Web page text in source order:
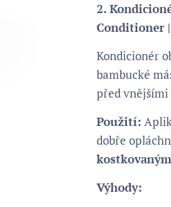
2.
Conditioner
Kondicionér
bambucké
před
Použití:
dobře
Výhody: